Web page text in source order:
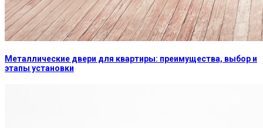
Металлические двери для квартиры: преимущества, выбор и
этапы установки